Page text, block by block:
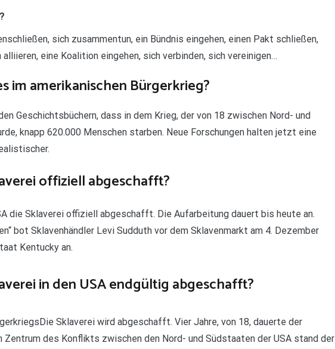
sich zusammentun, ein Bündnis eingehen, einen Pakt schließen,
eine Koalition eingehen, sich verbinden, sich vereinigen…
im amerikanischen Bürgerkrieg?
Geschichtsbüchern, dass in dem Krieg, der von 18 zwischen Nord- und
knapp 620.000 Menschen starben. Neue Forschungen halten jetzt eine
offiziell abgeschafft?
die Sklaverei offiziell abgeschafft. Die Aufarbeitung dauert bis heute an.
bot Sklavenhändler Levi Sudduth vor dem Sklavenmarkt am 4. Dezember
Kentucky an.
in den USA endgültig abgeschafft?
Sklaverei wird abgeschafft. Vier Jahre, von 18, dauerte der
Zentrum des Konflikts zwischen den Nord- und Südstaaten der USA stand der